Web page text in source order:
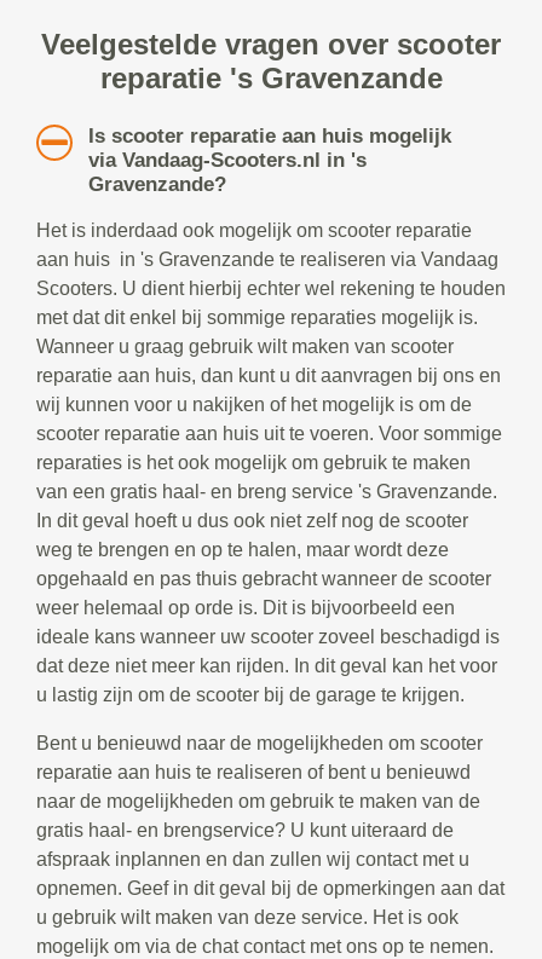
Veelgestelde vragen over scooter
reparatie 's Gravenzande
Is scooter reparatie aan huis mogelijk
via Vandaag-Scooters.nl in 's
Gravenzande?
Het is inderdaad ook mogelijk om scooter reparatie
aan huis in 's Gravenzande te realiseren via Vandaag
Scooters. U dient hierbij echter wel rekening te houden
met dat dit enkel bij sommige reparaties mogelijk is.
Wanneer u graag gebruik wilt maken van scooter
reparatie aan huis, dan kunt u dit aanvragen bij ons en
wij kunnen voor u nakijken of het mogelijk is om de
scooter reparatie aan huis uit te voeren. Voor sommige
reparaties is het ook mogelijk om gebruik te maken
van een gratis haal- en breng service 's Gravenzande.
In dit geval hoeft u dus ook niet zelf nog de scooter
weg te brengen en op te halen, maar wordt deze
opgehaald en pas thuis gebracht wanneer de scooter
weer helemaal op orde is. Dit is bijvoorbeeld een
ideale kans wanneer uw scooter zoveel beschadigd is
dat deze niet meer kan rijden. In dit geval kan het voor
u lastig zijn om de scooter bij de garage te krijgen.
Bent u benieuwd naar de mogelijkheden om scooter
reparatie aan huis te realiseren of bent u benieuwd
naar de mogelijkheden om gebruik te maken van de
gratis haal- en brengservice? U kunt uiteraard de
afspraak inplannen en dan zullen wij contact met u
opnemen. Geef in dit geval bij de opmerkingen aan dat
u gebruik wilt maken van deze service. Het is ook
mogelijk om via de chat contact met ons op te nemen.